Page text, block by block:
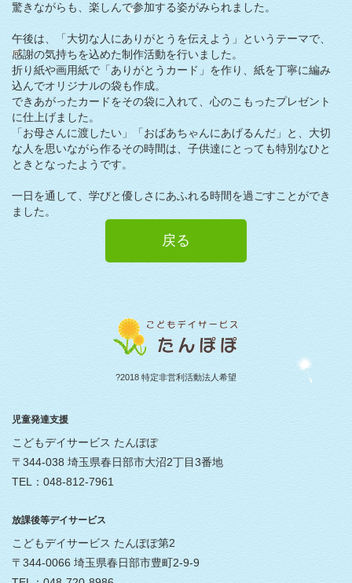
驚きながらも、楽しんで参加する姿がみられました。
午後は、「大切な人にありがとうを伝えよう」というテーマで、
感謝の気持ちを込めた制作活動を行いました。
折り紙や画用紙で「ありがとうカード」を作り、紙を丁寧に編み
込んでオリジナルの袋も作成。
できあがったカードをその袋に入れて、心のこもったプレゼント
に仕上げました。
「お母さんに渡したい」「おばあちゃんにあげるんだ」と、大切
な人を思いながら作るその時間は、子供達にとっても特別なひと
ときとなったようです。
一日を通して、学びと優しさにあふれる時間を過ごすことができ
ました。
戻る
?2018 特定非営利活動法人希望
児童発達支援
こどもデイサービス たんぽぽ
〒344-038 埼玉県春日部市大沼2丁目3番地
TEL：048-812-7961
放課後等デイサービス
こどもデイサービス たんぽぽ第2
〒344-0066 埼玉県春日部市豊町2-9-9